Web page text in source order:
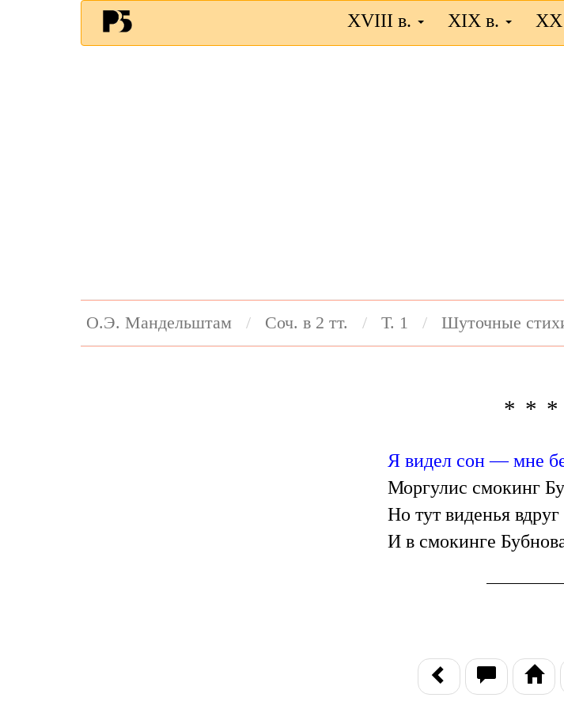
XVIII в. XIX в. XX
О.Э. Мандельштам Соч. в 2 тт. Т. 1 Шуточные
* * *
Я видел сон — мне
Моргулис смокинг
Но тут виденья
И в смокинге